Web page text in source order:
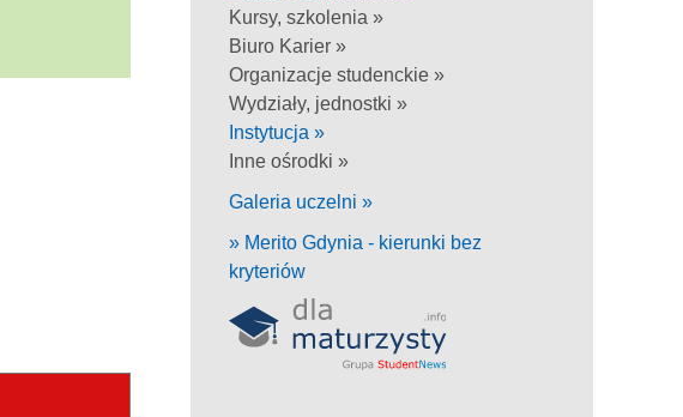
Kursy, szkolenia »
Biuro Karier »
Organizacje studenckie »
Wydziały, jednostki »
Instytucja »
Inne ośrodki »
Galeria uczelni »
» Merito Gdynia - kierunki bez
kryteriów